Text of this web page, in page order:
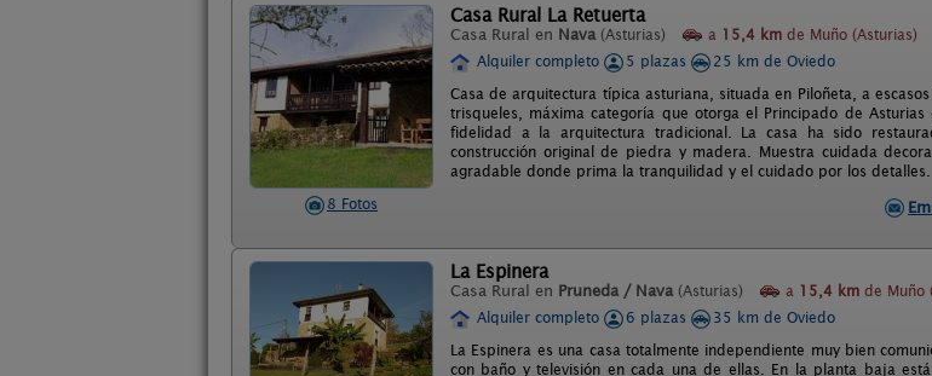
8 Fotos
Casa Rural La Retuerta
Casa Rural en Nava (Asturias) a 15,4 km de Muño (Asturias)
Alquiler completo
5 plazas
25 km de Oviedo
Casa de arquitectura típica asturiana, situada en Piloñeta, a
trisqueles, máxima categoría que otorga el Principado de
fidelidad a la arquitectura tradicional. La casa ha sido
construcción original de piedra y madera. Muestra cuidada
agradable donde prima la tranquilidad y el cuidado por los detalles.
La Espinera
Casa Rural en Pruneda / Nava (Asturias) a 15,4 km de Muño
Alquiler completo
6 plazas
35 km de Oviedo
La Espinera es una casa totalmente independiente muy bien
con baño y televisión en cada una de ellas. En la planta baja